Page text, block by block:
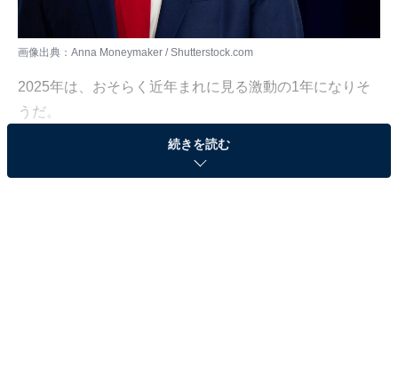
画像出典：Anna Moneymaker / Shutterstock.com
2025年は、おそらく近年まれに見る激動の1年になりそ
うだ。
まずは日本だ。7月までに、参議院議員選挙が行われ
続きを読む